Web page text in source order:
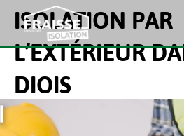
ISOLATION PAR
L’EXTÉRIEUR
DIOIS